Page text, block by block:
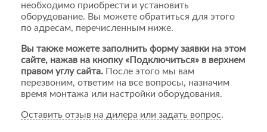
необходимо приобрести и установить
оборудование. Вы можете обратиться для этого
по адресам, перечисленным ниже.
Вы также можете заполнить форму заявки на этом
сайте, нажав на кнопку «Подключиться» в верхнем
правом углу сайта. После этого мы вам
перезвоним, ответим на все вопросы, назначим
время монтажа или настройки оборудования.
Оставить отзыв на дилера или задать вопрос.